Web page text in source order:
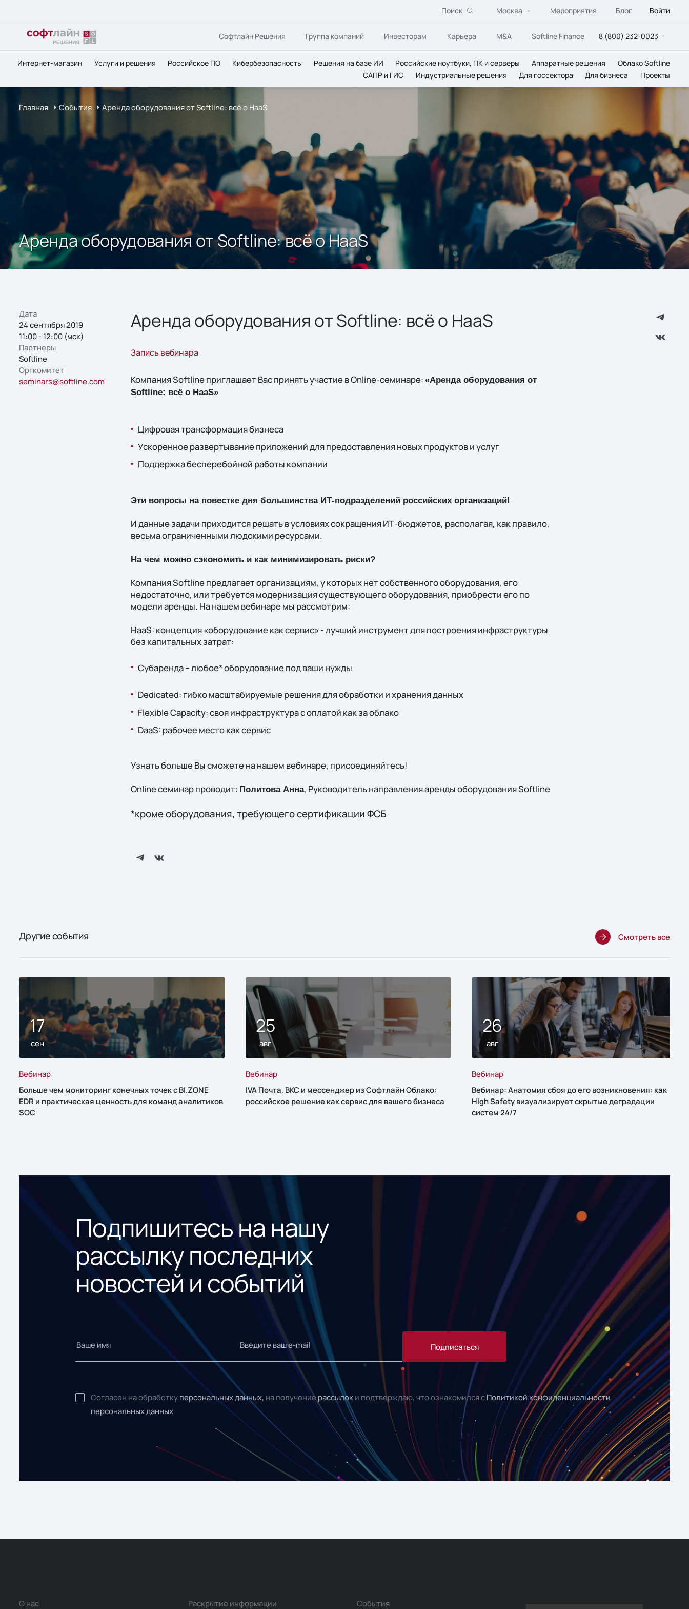
Поиск Москва Мероприятия Блог Войти
Софтлайн Решения Группа компаний Инвесторам Карьера M&A Softline Finance 8 (800) 232-0023
Интернет-магазин Услуги и решения Российское ПО Кибербезопасность Решения на базе ИИ Российские ноутбуки, ПК и серверы Аппаратные решения
Облако Softline
САПР и ГИС
Индустриальные решения Для госсектора Для бизнеса Проекты
Главная События Аренда оборудования от Softline: всё о HaaS
Аренда оборудования от Softline: всё о HaaS
Дата
24 сентября 2019
11:00 - 12:00 (мск)
Партнеры
Softline
Оргкомитет
seminars@softline.com
Аренда оборудования от Softline: всё о HaaS
Запись вебинара
Компания Softline приглашает Вас принять участие в Online-семинаре: «Аренда оборудования от
Softline: всё о HaaS»
Цифровая трансформация бизнеса
Ускоренное развертывание приложений для предоставления новых продуктов и услуг
Поддержка бесперебойной работы компании
Эти вопросы на повестке дня большинства ИТ-подразделений российских организаций!
И данные задачи приходится решать в условиях сокращения ИТ-бюджетов, располагая, как правило,
весьма ограниченными людскими ресурсами.
На чем можно сэкономить и как минимизировать риски?
Компания Softline предлагает организациям, у которых нет собственного оборудования, его
недостаточно, или требуется модернизация существующего оборудования, приобрести его по
модели аренды. На нашем вебинаре мы рассмотрим:
HaaS: концепция «оборудование как сервис» - лучший инструмент для построения инфраструктуры
без капитальных затрат:
Субаренда – любое* оборудование под ваши нужды
Dedicated: гибко масштабируемые решения для обработки и хранения данных
Flexible Capacity: своя инфраструктура с оплатой как за облако
DaaS: рабочее место как сервис
Узнать больше Вы сможете на нашем вебинаре, присоединяйтесь!
Online семинар проводит: Политова Анна, Руководитель направления аренды оборудования Softline
*кроме оборудования, требующего сертификации ФСБ
Другие события Смотреть все
17
сен
Вебинар
Больше чем мониторинг конечных точек с BI.ZONE
EDR и практическая ценность для команд аналитиков
SOC
25
авг
Вебинар
IVA Почта, ВКС и мессенджер из Софтлайн Облако:
российское решение как сервис для вашего бизнеса
26
авг
Вебинар
Вебинар: Анатомия сбоя до его возникновения: как
High Safety визуализирует скрытые деградации
систем 24/7
Подпишитесь на нашу
рассылку последних
новостей и событий
Подписаться
Согласен на обработку персональных данных, на получениерассылок и подтверждаю, что ознакомился с Политикой конфиденциальности
персональных данных
О нас
Раскрытие информации
События